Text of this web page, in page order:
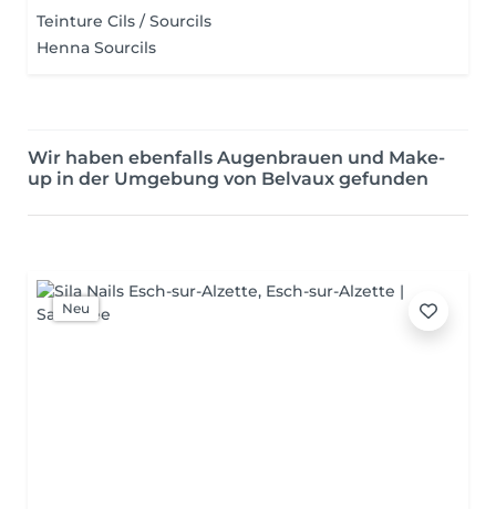
Teinture Cils / Sourcils
Henna Sourcils
Wir haben ebenfalls Augenbrauen und Make-
up in der Umgebung von Belvaux gefunden
Neu